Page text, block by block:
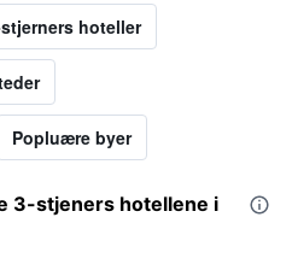
hoteller
Popluære byer
3-stjeners hotellene i